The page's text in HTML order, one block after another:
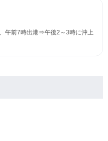
午前7時出港⇒午後2～3時に沖上